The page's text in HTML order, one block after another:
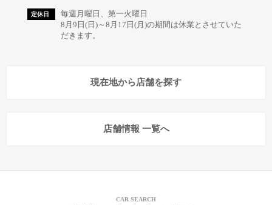
定休日
毎週月曜日、第一火曜日
8月9日(日)～8月17日(月)の期間は休業とさせていた
だきます。
現在地から店舗を探す
店舗情報 一覧へ
CAR SEARCH